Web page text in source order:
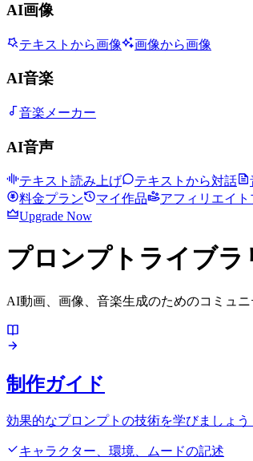
AI画像
テキストから画像 画像から画像
AI音楽
音楽メーカー
AI音声
テキスト読み上げ テキストから対話
料金プラン
マイ作品 アフィリエイ
Upgrade Now
プロンプトライブラ
AI動画、画像、音楽生成のためのコミュ
制作ガイド
効果的なプロンプトの技術を学びましょう
キャラクター、環境、ムードの記述